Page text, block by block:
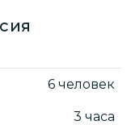
6 человек
3 часа